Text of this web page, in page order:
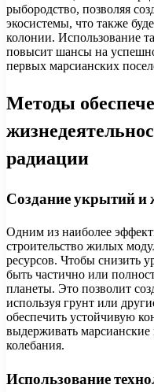
рыбородство, позволяя
экосистемы, что также
колонии. Использование
повысит шансы на
первых марсианских
Методы
радиации
Создание укрытий
Одним из наиболее
строительство жилых
ресурсов. Чтобы снизить
быть частично или
планеты. Это позволит
используя грунт или
обеспечить устойчивую
выдерживать
колебания.
Использование